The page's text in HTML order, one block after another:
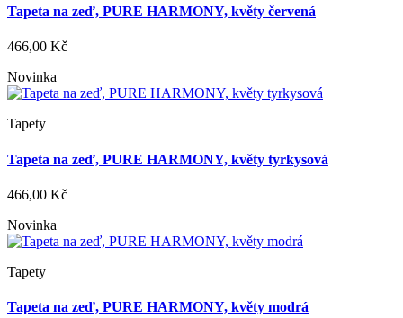
Tapeta na zeď, PURE HARMONY, květy červená
466,00 Kč
Novinka
Tapety
Tapeta na zeď, PURE HARMONY, květy tyrkysová
466,00 Kč
Novinka
Tapety
Tapeta na zeď, PURE HARMONY, květy modrá